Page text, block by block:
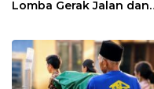
Lomba Gerak Jalan dan